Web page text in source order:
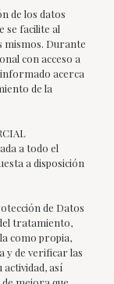
de los datos
se facilite al
mismos. Durante
con acceso a
acerca
de la
a todo el
a disposición
de Datos
tratamiento,
como propia,
y de verificar las
actividad, así